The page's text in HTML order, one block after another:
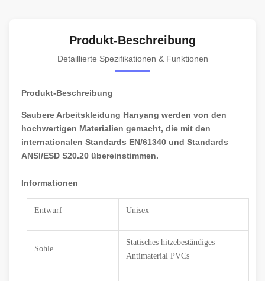
Produkt-Beschreibung
Detaillierte Spezifikationen & Funktionen
Produkt-Beschreibung
Saubere Arbeitskleidung Hanyang werden von den
hochwertigen Materialien gemacht, die mit den
internationalen Standards EN/61340 und Standards
ANSI/ESD S20.20 übereinstimmen.
Informationen
Entwurf Unisex
Sohle
Statisches hitzebeständiges
Antimaterial PVCs